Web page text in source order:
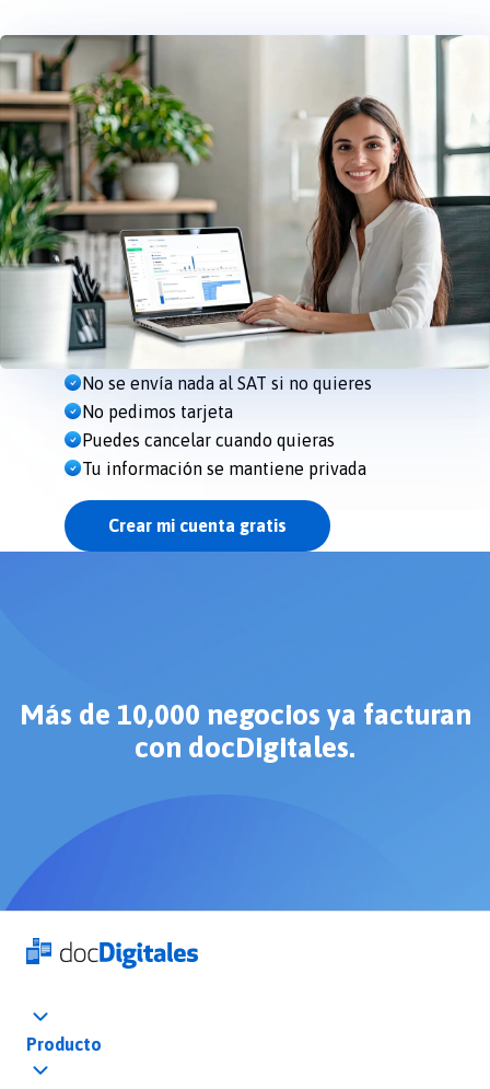
No se envía nada al SAT si no quieres
No pedimos tarjeta
Puedes cancelar cuando quieras
Tu información se mantiene privada
Crear mi cuenta gratis
Más de 10,000 negocios ya facturan
con docDigitales.
Producto